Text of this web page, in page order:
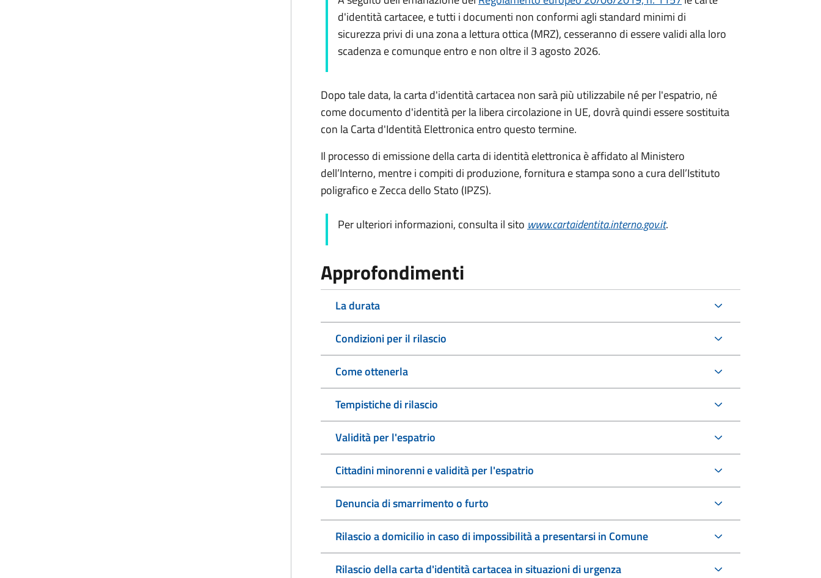
d'identità cartacee, e tutti i documenti non conformi agli standard minimi di
sicurezza privi di una zona a lettura ottica (MRZ), cesseranno di essere validi alla loro
scadenza e comunque entro e non oltre il 3 agosto 2026.
Dopo tale data, la carta d'identità cartacea non sarà più utilizzabile né per l'espatrio, né
come documento d'identità per la libera circolazione in UE, dovrà quindi essere sostituita
con la Carta d'Identità Elettronica entro questo termine.
Il processo di emissione della carta di identità elettronica è affidato al Ministero
dell’Interno, mentre i compiti di produzione, fornitura e stampa sono a cura dell’Istituto
poligrafico e Zecca dello Stato (IPZS).
Per ulteriori informazioni, consulta il sito www.cartaidentita.interno.gov.it.
Approfondimenti
La durata
Condizioni per il rilascio
Come ottenerla
Tempistiche di rilascio
Validità per l'espatrio
Cittadini minorenni e validità per l'espatrio
Denuncia di smarrimento o furto
Rilascio a domicilio in caso di impossibilità a presentarsi in Comune
Rilascio della carta d'identità cartacea in situazioni di urgenza